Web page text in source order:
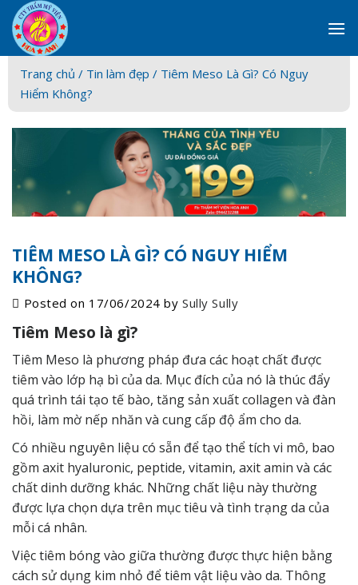
Skip
to
content
Trang chủ / Tin làm đẹp / Tiêm Meso Là Gì? Có Nguy
Hiểm Không?
TIÊM MESO LÀ GÌ? CÓ NGUY HIỂM
KHÔNG?
Posted on 17/06/2024 bySully Sully
Tiêm Meso là gì?
Tiêm Meso là phương pháp đưa các hoạt chất được
tiêm vào lớp hạ bì của da. Mục đích của nó là thúc đẩy
quá trình tái tạo tế bào, tăng sản xuất collagen và đàn
hồi, làm mờ nếp nhăn và cung cấp độ ẩm cho da.
Có nhiều nguyên liệu có sẵn để tạo thể tích vi mô, bao
gồm axit hyaluronic, peptide, vitamin, axit amin và các
chất dinh dưỡng khác. Những chất liệu này thường
được lựa chọn dựa trên mục tiêu và tình trạng da của
mỗi cá nhân.
Việc tiêm bóng vào giữa thường được thực hiện bằng
cách sử dụng kim nhỏ để tiêm vật liệu vào da. Thông